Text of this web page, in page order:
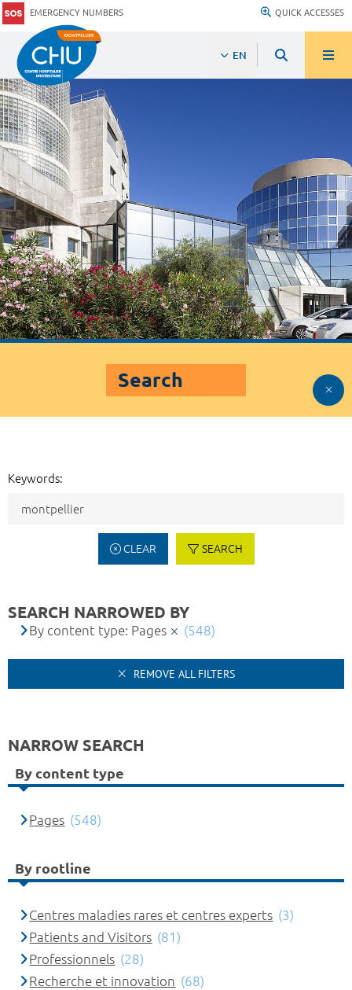
EMERGENCY NUMBERS QUICK ACCESSES
EN
Search
Keywords:
CLEAR SEARCH
SEARCH NARROWED BY
By content type: Pages (548)
REMOVE ALL FILTERS
NARROW SEARCH
By content type
Pages (548)
By rootline
Centres maladies rares et centres experts (3)
Patients and Visitors (81)
Professionnels (28)
Recherche et innovation (68)